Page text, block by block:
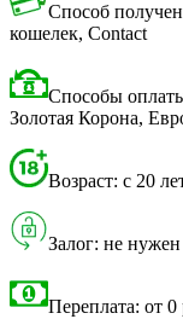
Способ
кошелек, Contact
Способы
Золотая Корона,
Возраст: с 20
Залог: не нужен
Переплата: от 0